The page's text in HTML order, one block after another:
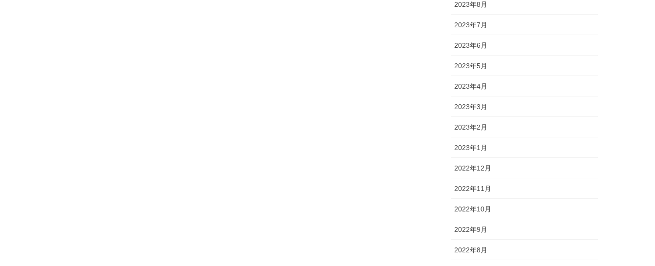
2023年8月
2023年7月
2023年6月
2023年5月
2023年4月
2023年3月
2023年2月
2023年1月
2022年12月
2022年11月
2022年10月
2022年9月
2022年8月